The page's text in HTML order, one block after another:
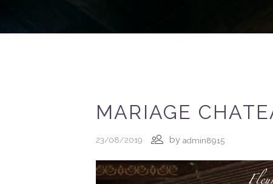
MARIAGE
23/08/2019 by admin8915